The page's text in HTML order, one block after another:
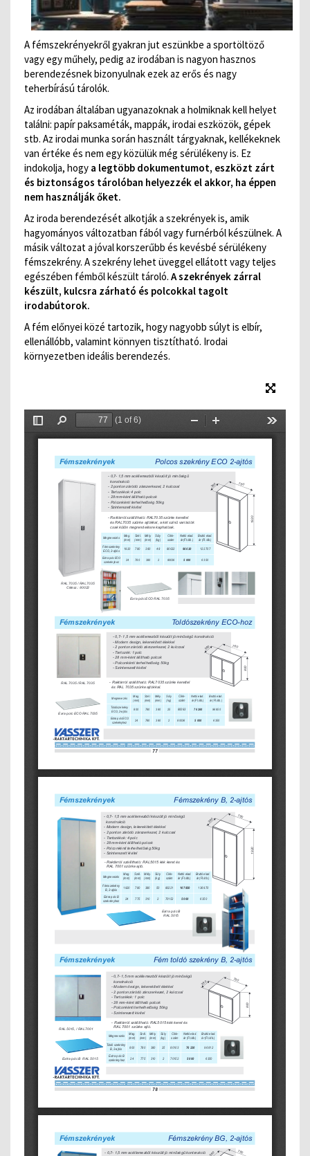
A fémszekrényekről gyakran jut eszünkbe a sportöltöző
vagy egy műhely, pedig az irodában is nagyon hasznos
berendezésnek bizonyulnak ezek az erős és nagy
teherbírású tárolók.
Az irodában általában ugyanazoknak a holmiknak kell helyet
találni: papír paksaméták, mappák, irodai eszközök, gépek
stb. Az irodai munka során használt tárgyaknak, kellékeknek
van értéke és nem egy közülük még sérülékeny is. Ez
indokolja, hogy a legtöbb dokumentumot, eszközt zárt
és biztonságos tárolóban helyezzék el akkor, ha éppen
nem használják őket.
Az iroda berendezését alkotják a szekrények is, amik
hagyományos változatban fából vagy furnérból készülnek. A
másik változat a jóval korszerűbb és kevésbé sérülékeny
fémszekrény. A szekrény lehet üveggel ellátott vagy teljes
egészében fémből készült tároló. A szekrények zárral
készült, kulcsra zárható és polcokkal tagolt
irodabútorok.
A fém előnyei közé tartozik, hogy nagyobb súlyt is elbír,
ellenállóbb, valamint könnyen tisztítható. Irodai
környezetben ideális berendezés.